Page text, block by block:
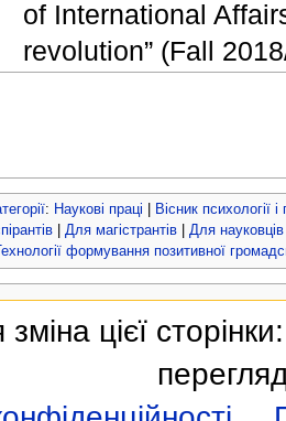
of International
revolution” (Fall
: Наукові праці
Вісник психології
| Для магістрантів| Для науковців
формування позитивної
цієї